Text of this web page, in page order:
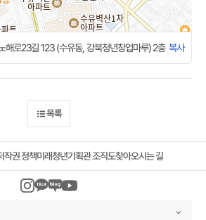
해로23길 123 (수유동, 강북청년창업마루) 2충 복사
목록
작권 정책미래청년기획관 조직도찾아오시는 길